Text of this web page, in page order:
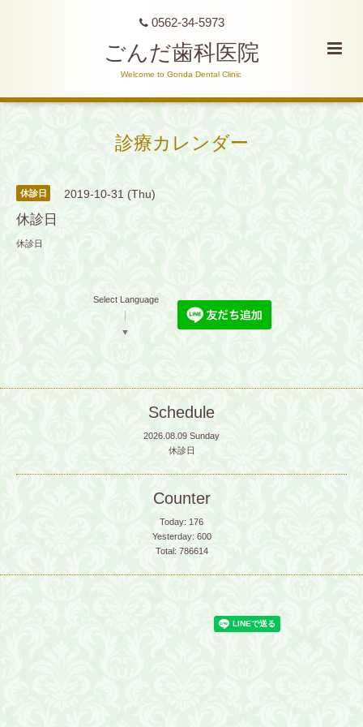
0562-34-5973
ごんだ歯科医院
Welcome to Gonda Dental Clinic
診療カレンダー
休診日 2019-10-31 (Thu)
休診日
休診日
Select Language
▼
Schedule
2026.08.09 Sunday
休診日
Counter
Today: 176
Yesterday: 600
Total: 786614